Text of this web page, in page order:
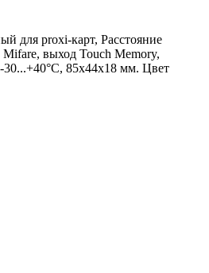
для proxi-карт, Расстояние
выход Touch Memory,
85х44х18 мм. Цвет